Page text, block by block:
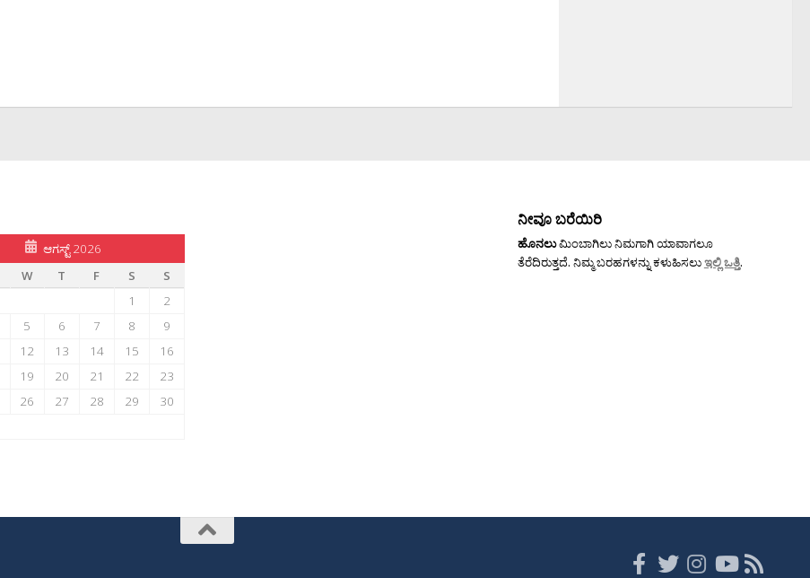
ಆಗಸ್ಟ್ 2026
W T F S
S
1
2
5 6 7 8
9
12 13 14 15
16
19 20 21 22
23
26 27 28 29
30
ನೀವೂ ಬರೆಯಿರಿ
ಹೊನಲುಮಿಂಬಾಗಿಲು ನಿಮಗಾಗಿ ಯಾವಾಗಲೂ
ತೆರೆದಿರುತ್ತದೆ. ನಿಮ್ಮ ಬರಹಗಳನ್ನು ಕಳುಹಿಸಲುಇಲ್ಲಿ ಒತ್ತಿ.